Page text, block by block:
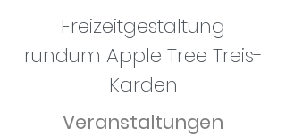
Freizeitgestaltung
rundum Apple Tree Treis-
Karden
Veranstaltungen